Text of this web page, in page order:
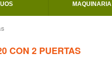
MAQUINARIA
CON 2 PUERTAS